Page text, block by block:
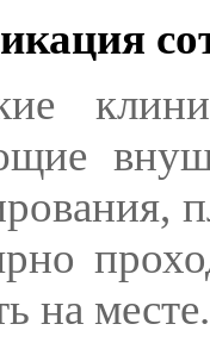
на месте.